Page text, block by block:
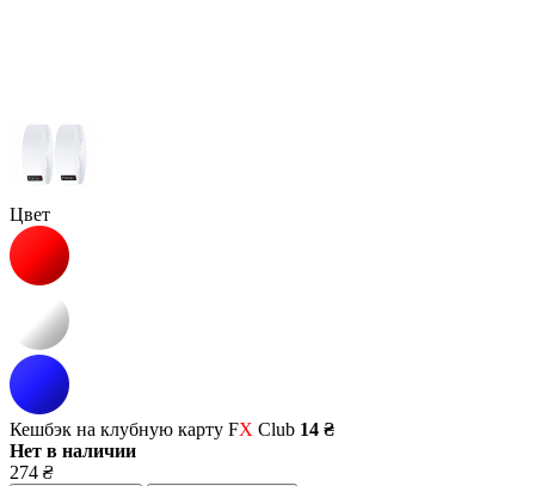
Цвет
Кешбэк на клубную карту FX Club 14 ₴
Нет в наличии
274 ₴